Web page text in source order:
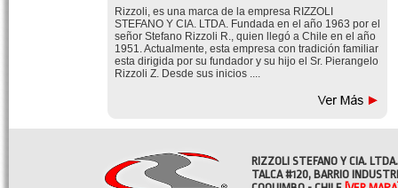
Rizzoli, es una marca de la empresa RIZZOLI
STEFANO Y CIA. LTDA. Fundada en el año 1963 por el
señor Stefano Rizzoli R., quien llegó a Chile en el año
1951. Actualmente, esta empresa con tradición familiar
esta dirigida por su fundador y su hijo el Sr. Pierangelo
Rizzoli Z. Desde sus inicios ....
RIZZOLI STEFANO Y CIA. LTDA.
TALCA #120, BARRIO